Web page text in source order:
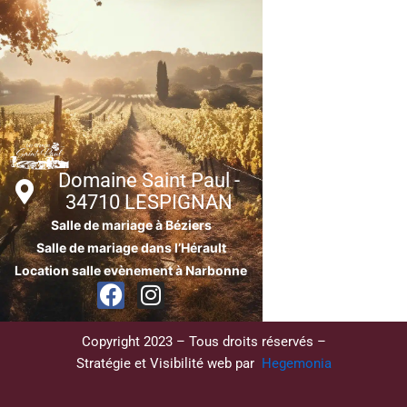
Domaine Saint Paul -
34710 LESPIGNAN
Salle de mariage à Béziers
Salle de mariage dans l’Hérault
Location salle evènement à Narbonne
F
a
c
e
I
n
s
t
Copyright 2023 – Tous droits réservés –
Stratégie et Visibilité web par Hegemonia